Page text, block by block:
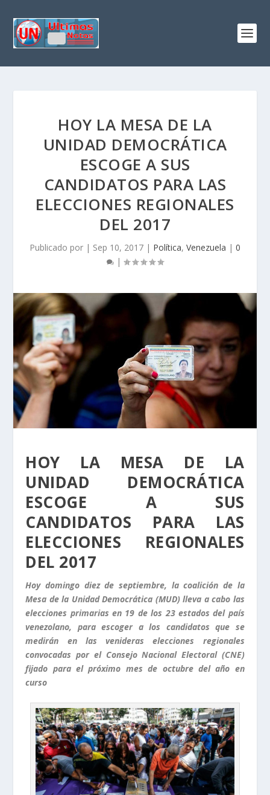
HOY LA MESA DE LA
UNIDAD DEMOCRÁTICA
ESCOGE A SUS
CANDIDATOS PARA LAS
ELECCIONES REGIONALES
DEL 2017
Publicado por | Sep 10, 2017 | Política, Venezuela | 0
|
HOY LA MESA DE LA
UNIDAD DEMOCRÁTICA
ESCOGE A SUS
CANDIDATOS PARA LAS
ELECCIONES REGIONALES
DEL 2017
Hoy domingo diez de septiembre, la coalición de la
Mesa de la Unidad Democrática (MUD) lleva a cabo las
elecciones primarias en 19 de los 23 estados del país
venezolano, para escoger a los candidatos que se
medirán en las venideras elecciones regionales
convocadas por el Consejo Nacional Electoral (CNE)
fijado para el próximo mes de octubre del año en
curso